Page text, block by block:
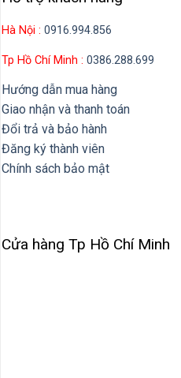
Hà Nội : 0916.994.856
Tp Hồ Chí Minh : 0386.288.699
Hướng dẫn mua hàng
Giao nhận và thanh toán
Đổi trả và bảo hành
Đăng ký thành viên
Chính sách bảo mật
Cửa hàng Tp Hồ Chí Minh